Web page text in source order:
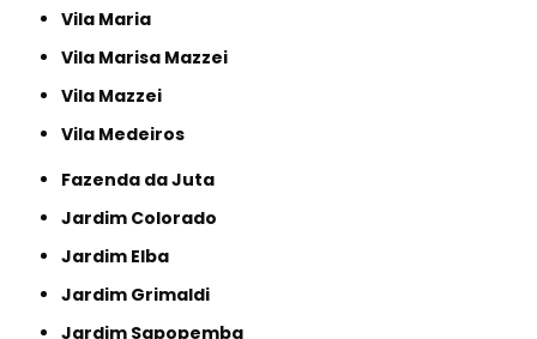
Vila Maria
Vila Marisa Mazzei
Vila Mazzei
Vila Medeiros
Fazenda da Juta
Jardim Colorado
Jardim Elba
Jardim Grimaldi
Jardim Sapopemba